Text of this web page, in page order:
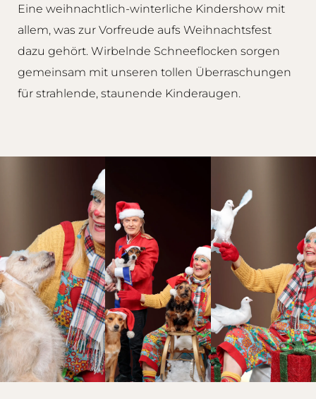
Eine weihnachtlich-winterliche Kindershow mit
allem, was zur Vorfreude aufs Weihnachtsfest
dazu gehört. Wirbelnde Schneeflocken sorgen
gemeinsam mit unseren tollen Überraschungen
für strahlende, staunende Kinderaugen.